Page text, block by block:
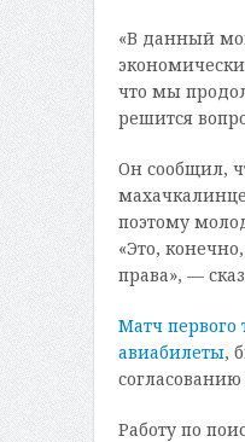
«В данный
что мы
решится
Он сообщил,
поэтому
«Это,
права», —
Матч первого
авиабилеты,
Работу по